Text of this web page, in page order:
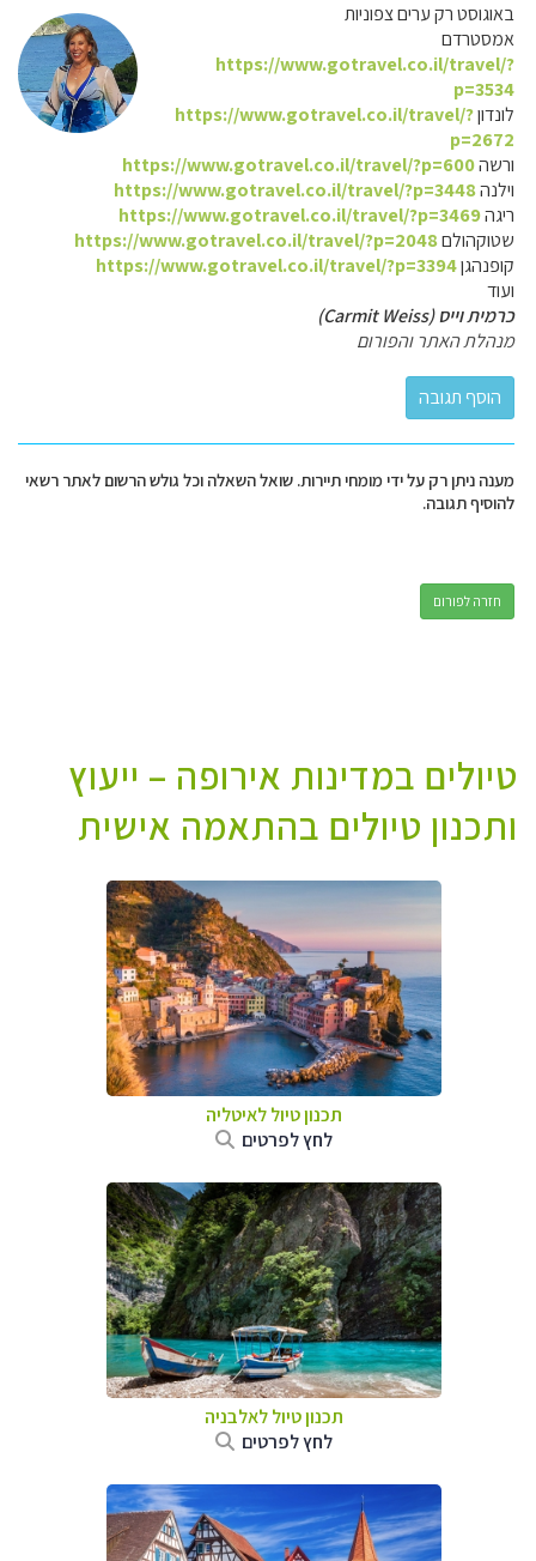
באוגוסט רק ערים צפוניות
אמסטרדם
https://www.gotravel.co.il/travel/?
p=3534
לונדוןhttps://www.gotravel.co.il/travel/?
p=2672
ורשהhttps://www.gotravel.co.il/travel/?p=600
וילנהhttps://www.gotravel.co.il/travel/?p=3448
ריגהhttps://www.gotravel.co.il/travel/?p=3469
שטוקהולםhttps://www.gotravel.co.il/travel/?p=2048
קופנהגןhttps://www.gotravel.co.il/travel/?p=3394
ועוד
כרמית וייס (Carmit Weiss)
מנהלת האתר והפורום
מענה ניתן רק על ידי מומחי תיירות. שואל השאלה וכל גולש הרשום לאתר רשאי
להוסיף תגובה.
חזרה לפורום
טיולים במדינות אירופה – ייעוץ
ותכנון טיולים בהתאמה אישית
תכנון טיול לאיטליה
לחץ לפרטים
תכנון טיול לאלבניה
לחץ לפרטים